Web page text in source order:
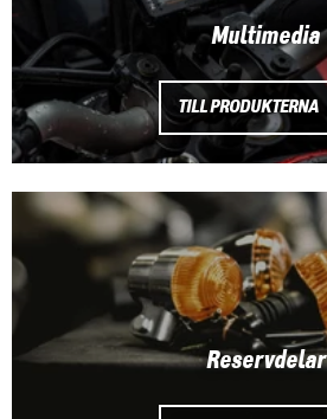
Multimedia
TILL PRODUKTERNA
Reservdelar